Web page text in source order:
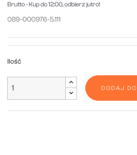
Brutto- Kup do 12:00, odbierz jutro!
089-000976-5.111
Ilość
DODAJ